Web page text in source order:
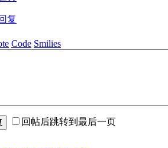
Code Smilies
回帖后跳转到最后一页